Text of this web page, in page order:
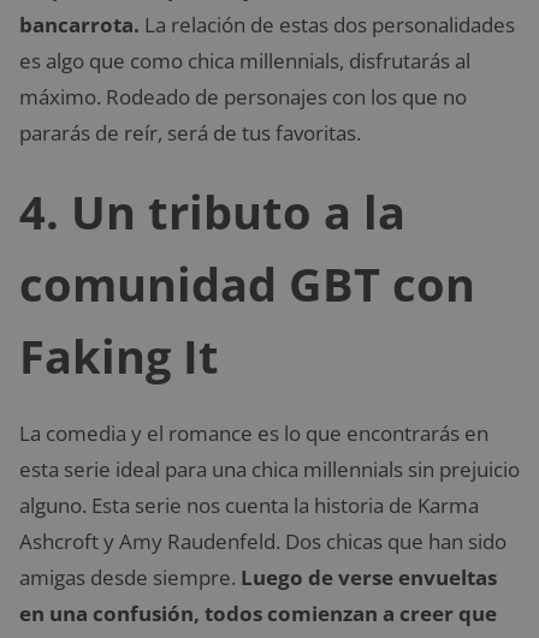
bancarrota. La relación de estas dos personalidades
es algo que como chica millennials, disfrutarás al
máximo. Rodeado de personajes con los que no
pararás de reír, será de tus favoritas.
4. Un tributo a la
comunidad GBT con
Faking It
La comedia y el romance es lo que encontrarás en
esta serie ideal para una chica millennials sin prejuicio
alguno. Esta serie nos cuenta la historia de Karma
Ashcroft y Amy Raudenfeld. Dos chicas que han sido
amigas desde siempre. Luego de verse envueltas
en una confusión, todos comienzan a creer que